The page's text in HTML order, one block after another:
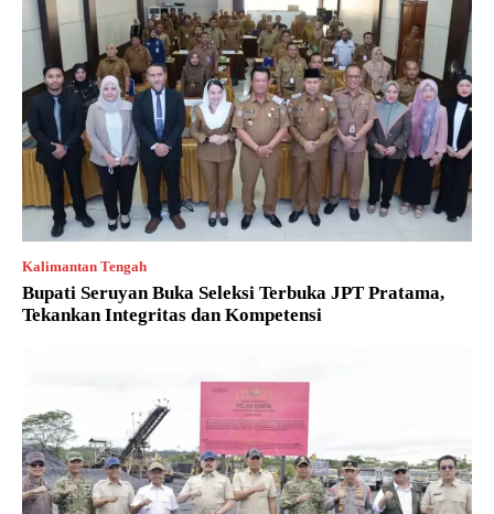
Kalimantan Tengah
Bupati Seruyan Buka Seleksi Terbuka JPT Pratama,
Tekankan Integritas dan Kompetensi